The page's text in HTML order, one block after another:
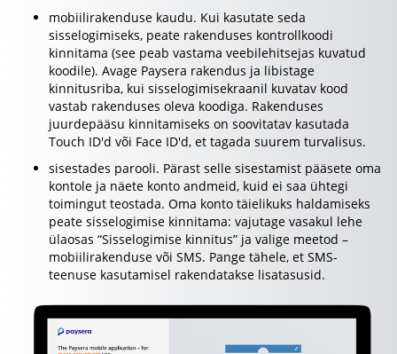
mobiilirakenduse kaudu. Kui kasutate seda
sisselogimiseks, peate rakenduses kontrollkoodi
kinnitama (see peab vastama veebilehitsejas kuvatud
koodile). Avage Paysera rakendus ja libistage
kinnitusriba, kui sisselogimisekraanil kuvatav kood
vastab rakenduses oleva koodiga. Rakenduses
juurdepääsu kinnitamiseks on soovitatav kasutada
Touch ID'd või Face ID'd, et tagada suurem turvalisus.
sisestades parooli. Pärast selle sisestamist pääsete oma
kontole ja näete konto andmeid, kuid ei saa ühtegi
toimingut teostada. Oma konto täielikuks haldamiseks
peate sisselogimise kinnitama: vajutage vasakul lehe
ülaosas “Sisselogimise kinnitus” ja valige meetod –
mobiilirakenduse või SMS. Pange tähele, et SMS-
teenuse kasutamisel rakendatakse lisatasusid.